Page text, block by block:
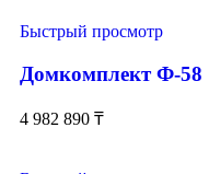
Быстрый просмотр
Домкомплект Ф-58
4 982 890 ₸